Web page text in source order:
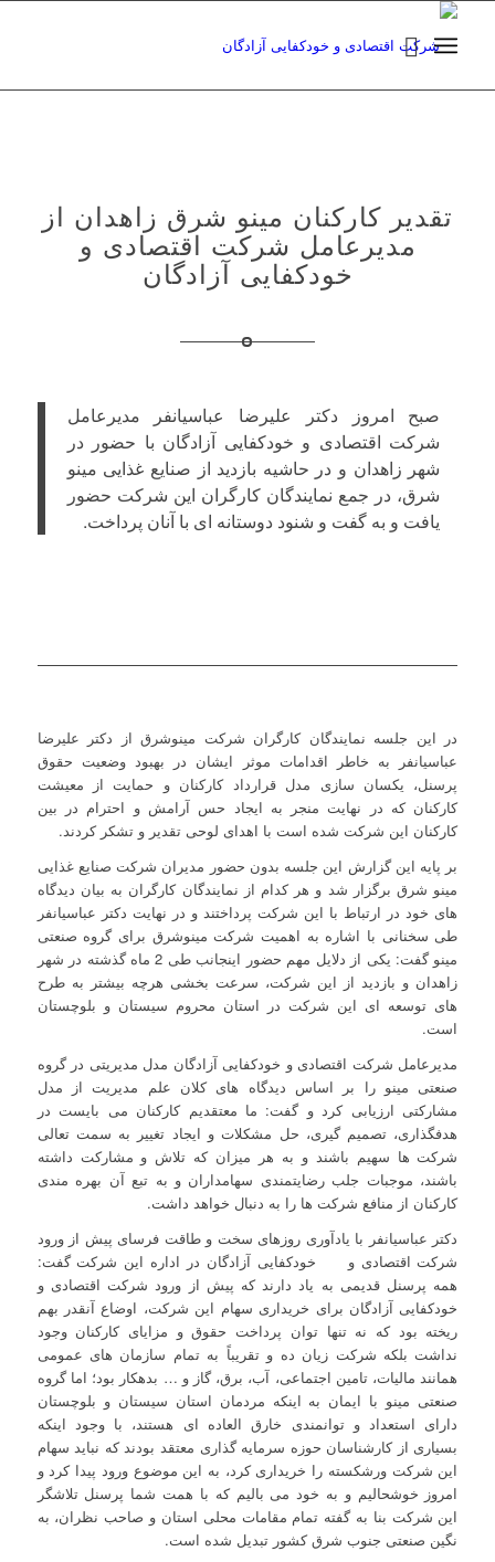
تقدیر کارکنان مینو شرق زاهدان از
مدیرعامل شرکت اقتصادی و
خودکفایی آزادگان
صبح امروز دکتر علیرضا عباسیانفر مدیرعامل
شرکت اقتصادی و خودکفایی آزادگان با حضور در
شهر زاهدان و در حاشیه بازدید از صنایع غذایی مینو
شرق، در جمع نمایندگان کارگران این شرکت حضور
یافت و به گفت و شنود دوستانه ای با آنان پرداخت.
در این جلسه نمایندگان کارگران شرکت مینوشرق از دکتر علیرضا
عباسیانفر به خاطر اقدامات موثر ایشان در بهبود وضعیت حقوق
پرسنل، یکسان سازی مدل قرارداد کارکنان و حمایت از معیشت
کارکنان که در نهایت منجر به ایجاد حس آرامش و احترام در بین
کارکنان این شرکت شده است با اهدای لوحی تقدیر و تشکر کردند.
بر پایه این گزارش این جلسه بدون حضور مدیران شرکت صنایع غذایی
مینو شرق برگزار شد و هر کدام از نمایندگان کارگران به بیان دیدگاه
های خود در ارتباط با این شرکت پرداختند و در نهایت دکتر عباسیانفر
طی سخنانی با اشاره به اهمیت شرکت مینوشرق برای گروه صنعتی
مینو گفت: یکی از دلایل مهم حضور اینجانب طی 2 ماه گذشته در شهر
زاهدان و بازدید از این شرکت، سرعت بخشی هرچه بیشتر به طرح
های توسعه ای این شرکت در استان محروم سیستان و بلوچستان
است.
مدیرعامل شرکت اقتصادی و خودکفایی آزادگان مدل مدیریتی در گروه
صنعتی مینو را بر اساس دیدگاه های کلان علم مدیریت از مدل
مشارکتی ارزیابی کرد و گفت: ما معتقدیم کارکنان می بایست در
هدفگذاری، تصمیم گیری، حل مشکلات و ایجاد تغییر به سمت تعالی
شرکت ها سهیم باشند و به هر میزان که تلاش و مشارکت داشته
باشند، موجبات جلب رضایتمندی سهامداران و به تبع آن بهره مندی
کارکنان از منافع شرکت ها را به دنبال خواهد داشت.
دکتر عباسیانفر با یادآوری روزهای سخت و طاقت فرسای پیش از ورود
شرکت اقتصادی و خودکفایی آزادگان در اداره این شرکت گفت:
همه پرسنل قدیمی به یاد دارند که پیش از ورود شرکت اقتصادی و
خودکفایی آزادگان برای خریداری سهام این شرکت، اوضاع آنقدر بهم
ریخته بود که نه تنها توان پرداخت حقوق و مزایای کارکنان وجود
نداشت بلکه شرکت زیان ده و تقریباً به تمام سازمان های عمومی
همانند مالیات، تامین اجتماعی، آب، برق، گاز و … بدهکار بود؛ اما گروه
صنعتی مینو با ایمان به اینکه مردمان استان سیستان و بلوچستان
دارای استعداد و توانمندی خارق العاده ای هستند، با وجود اینکه
بسیاری از کارشناسان حوزه سرمایه گذاری معتقد بودند که نباید سهام
این شرکت ورشکسته را خریداری کرد، به این موضوع ورود پیدا کرد و
امروز خوشحالیم و به خود می بالیم که با همت شما پرسنل تلاشگر
این شرکت بنا به گفته تمام مقامات محلی استان و صاحب نظران، به
نگین صنعتی جنوب شرق کشور تبدیل شده است.